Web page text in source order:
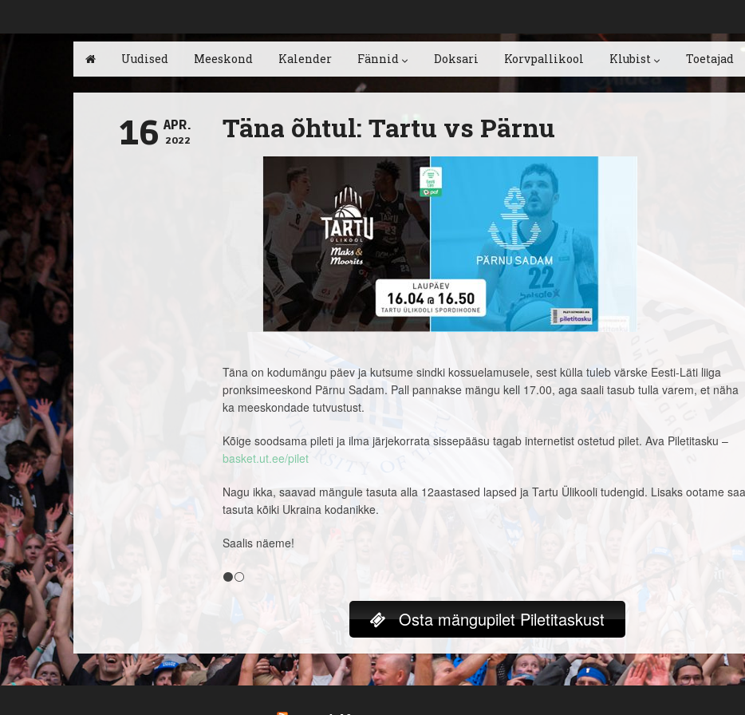
Uudised Meeskond Kalender Fännid Doksari Korvpallikool Klubist Toetajad
16 APR.
2022 Täna õhtul: Tartu vs Pärnu
Täna on kodumängu päev ja kutsume sindki kossuelamusele, sest külla tuleb värske Eesti-Läti liiga
pronksimeeskond Pärnu Sadam. Pall pannakse mängu kell 17.00, aga saali tasub tulla varem, et näha
ka meeskondade tutvustust.
Kõige soodsama pileti ja ilma järjekorrata sissepääsu tagab internetist ostetud pilet. Ava Piletitasku –
basket.ut.ee/pilet
Nagu ikka, saavad mängule tasuta alla 12aastased lapsed ja Tartu Ülikooli tudengid. Lisaks ootame
tasuta kõiki Ukraina kodanikke.
Saalis näeme!
⚫⚪
Osta mängupilet Piletitaskust